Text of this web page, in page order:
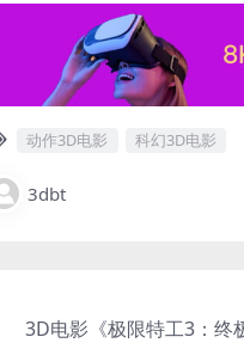
动作3D电影 科幻3D电影
3dbt
3D电影《极限特工3：终